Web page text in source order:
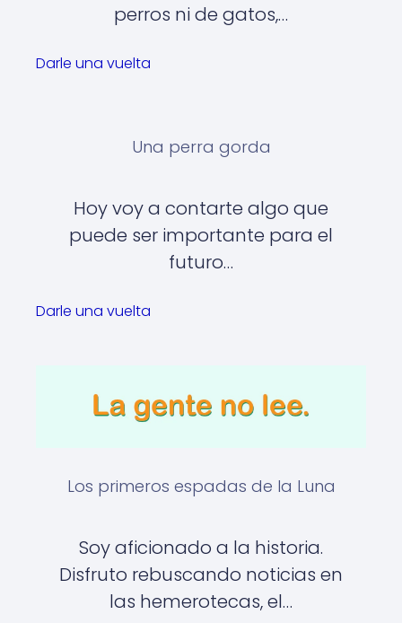
perros ni de gatos,…
Darle una vuelta
Una perra gorda
Hoy voy a contarte algo que
puede ser importante para el
futuro…
Darle una vuelta
Los primeros espadas de la Luna
Soy aficionado a la historia.
Disfruto rebuscando noticias en
las hemerotecas, el…